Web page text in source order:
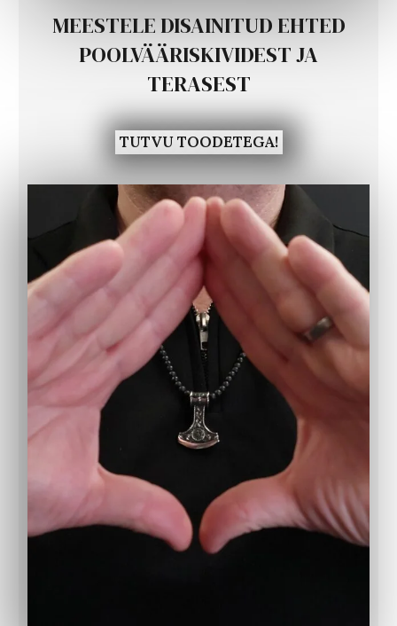
MEESTELE DISAINITUD EHTED
POOLVÄÄRISKIVIDEST JA
TERASEST
TUTVU TOODETEGA!